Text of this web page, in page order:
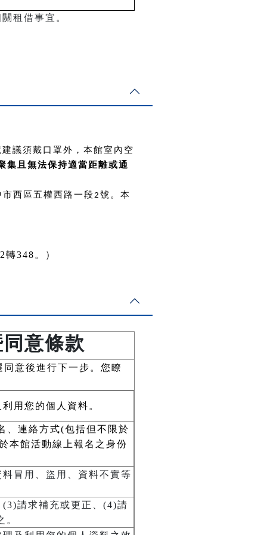
租借事宜。
議須戴口罩外，本館室內空
集且無法保持適當距離或通
西區五權西路一段2 號。本
348。）
意條款
意後進行下一步。您瞭
用您的個人資料。
、連絡方式(包括但不限於
本館活動線上報名之身份
冒用、盜用、資料不實等
請求補充或更正、(4)請